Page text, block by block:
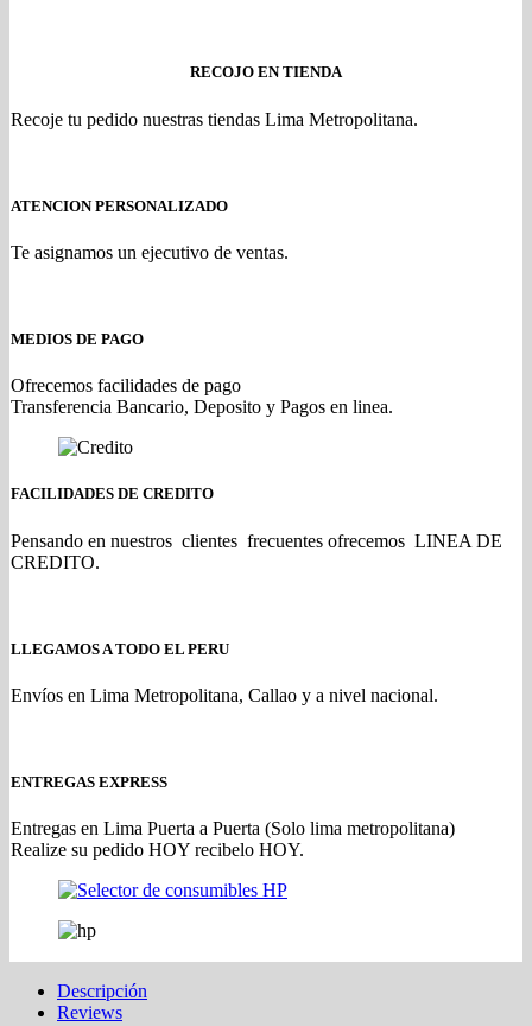
RECOJO EN TIENDA
Recoje tu pedido nuestras tiendas Lima Metropolitana.
ATENCION PERSONALIZADO
Te asignamos un ejecutivo de ventas.
MEDIOS DE PAGO
Ofrecemos facilidades de pago
Transferencia Bancario, Deposito y Pagos en linea.
FACILIDADES DE CREDITO
Pensando en nuestros clientes frecuentes ofrecemos LINEA DE
CREDITO.
LLEGAMOS A TODO EL PERU
Envíos en Lima Metropolitana, Callao y a nivel nacional.
ENTREGAS EXPRESS
Entregas en Lima Puerta a Puerta (Solo lima metropolitana)
Realize su pedido HOY recibelo HOY.
Descripción
Reviews